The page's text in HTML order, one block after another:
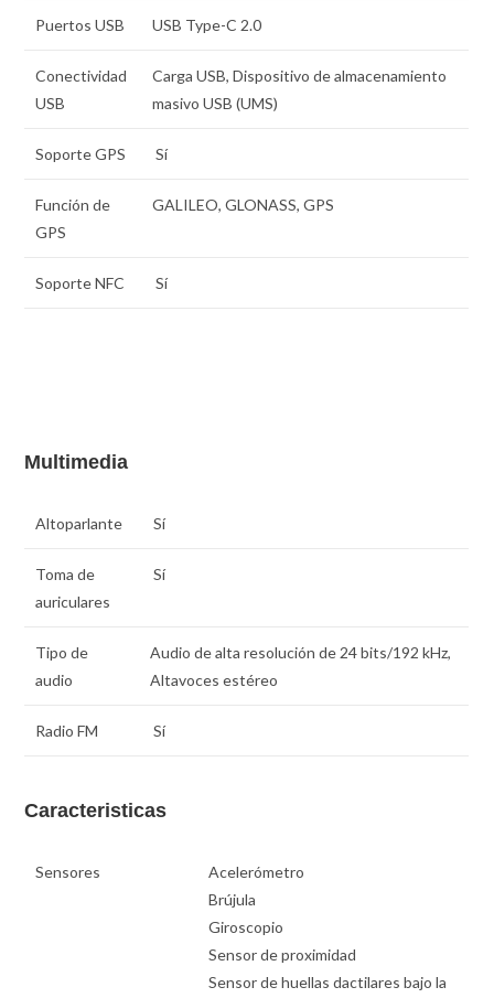
Puertos USB USB Type-C 2.0
Conectividad
USB
Carga USB, Dispositivo de almacenamiento
masivo USB (UMS)
Soporte GPS Sí
Función de
GPS
GALILEO, GLONASS, GPS
Soporte NFC Sí
Multimedia
Altoparlante Sí
Toma de
auriculares
Sí
Tipo de
audio
Audio de alta resolución de 24 bits/192 kHz,
Altavoces estéreo
Radio FM Sí
Caracteristicas
Sensores
Acelerómetro
Brújula
Giroscopio
Sensor de proximidad
Sensor de huellas dactilares bajo la